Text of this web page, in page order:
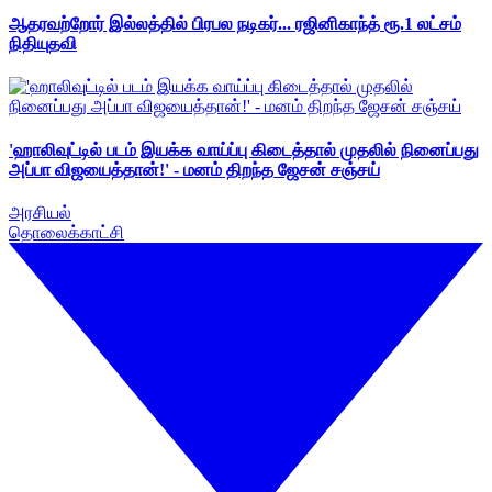
ஆதரவற்றோர் இல்லத்தில் பிரபல நடிகர்... ரஜினிகாந்த் ரூ.1 லட்சம்
நிதியுதவி
'ஹாலிவுட்டில் படம் இயக்க வாய்ப்பு கிடைத்தால் முதலில் நினைப்பது
அப்பா விஜயைத்தான்!' - மனம் திறந்த ஜேசன் சஞ்சய்
அரசியல்
தொலைக்காட்சி